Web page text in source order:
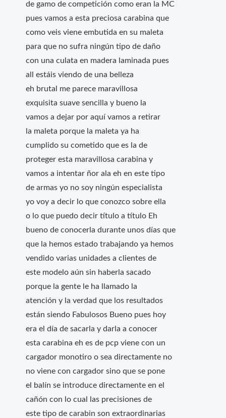
de gamo de competición como eran la MC
pues vamos a esta preciosa carabina que
como veis viene embutida en su maleta
para que no sufra ningún tipo de daño
con una culata en madera laminada pues
all estáis viendo de una belleza
eh brutal me parece maravillosa
exquisita suave sencilla y bueno la
vamos a dejar por aquí vamos a retirar
la maleta porque la maleta ya ha
cumplido su cometido que es la de
proteger esta maravillosa carabina y
vamos a intentar ñor ala eh en este tipo
de armas yo no soy ningún especialista
yo voy a decir lo que conozco sobre ella
o lo que puedo decir título a título Eh
bueno de conocerla durante unos días que
que la hemos estado trabajando ya hemos
vendido varias unidades a clientes de
este modelo aún sin haberla sacado
porque la gente le ha llamado la
atención y la verdad que los resultados
están siendo Fabulosos Bueno pues hoy
era el día de sacarla y darla a conocer
esta carabina eh es de pcp viene con un
cargador monotiro o sea directamente no
no viene con cargador sino que se pone
el balín se introduce directamente en el
cañón con lo cual las precisiones de
este tipo de carabin son extraordinarias